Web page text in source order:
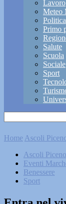
Lavoro
Meteo
Politica
Primo
Salute
Scuola
Sociale
Sport
Home Ascoli
Ascoli Piceno
Eventi
Benessere
Sport